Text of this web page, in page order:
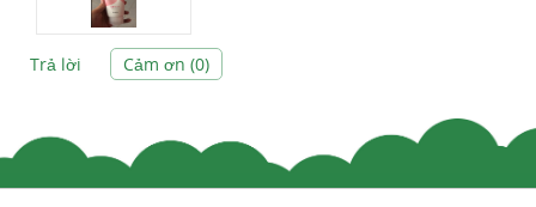
Trả lời Cảm ơn (0)